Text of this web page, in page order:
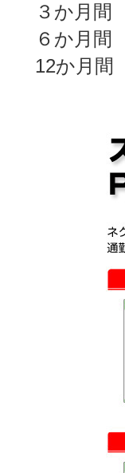
３か月間
６か月間
12か月間